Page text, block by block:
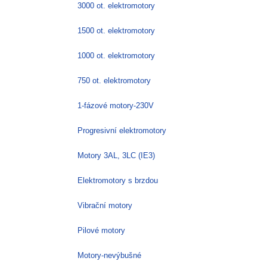
3000 ot. elektromotory
1500 ot. elektromotory
1000 ot. elektromotory
750 ot. elektromotory
1-fázové motory-230V
Progresivní elektromotory
Motory 3AL, 3LC (IE3)
Elektromotory s brzdou
Vibrační motory
Pilové motory
Motory-nevýbušné